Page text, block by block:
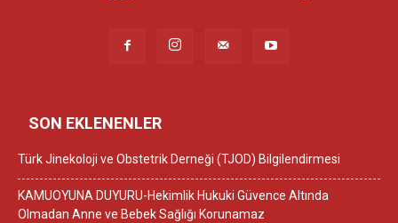
SON EKLENENLER
Türk Jinekoloji ve Obstetrik Derneği (TJOD) Bilgilendirmesi
KAMUOYUNA DUYURU-Hekimlik Hukuki Güvence Altında
Olmadan Anne ve Bebek Sağlığı Korunamaz